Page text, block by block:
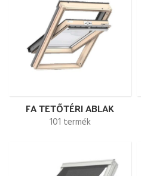
FA TETŐTÉRI ABLAK
101 termék